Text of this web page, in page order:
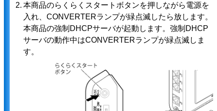
2. 本商品のらくらくスタートボタンを押しながら電源を
入れ、CONVERTERランプが緑点滅したら放します。
本商品の強制DHCPサーバが起動します。強制DHCP
サーバの動作中はCONVERTERランプが緑点滅しま
す。